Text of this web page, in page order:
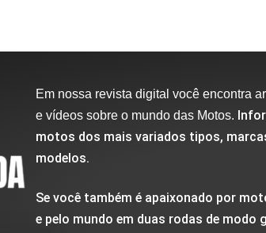
Em nossa revista digital você encontra
e vídeos sobre o mundo das Motos.
motos dos mais variados tipos,
modelos.
Se você também é apaixonado por
e pelo mundo em duas rodas de modo